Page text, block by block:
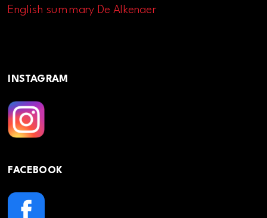
English summary De Alkenaer
INSTAGRAM
FACEBOOK